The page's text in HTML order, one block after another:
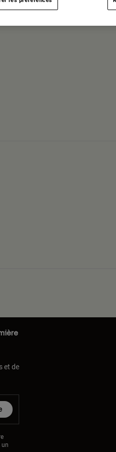
et de
un